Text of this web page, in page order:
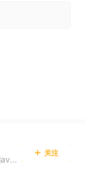
QQ：3995678862 微信公众号：java源码集合
关注